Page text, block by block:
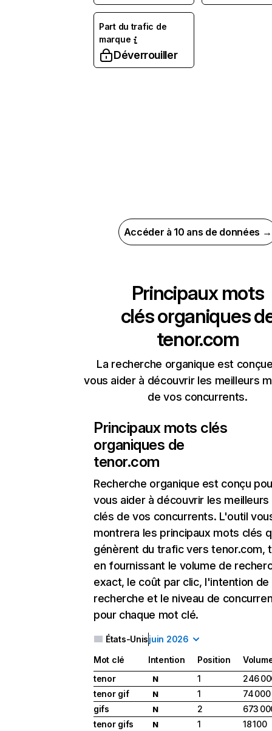
Part du trafic de
marque
Déverrouiller
Accéder à 10 ans de données →
Principaux mots
clés organiques
tenor.com
La recherche organique est
vous aider à découvrir les meilleurs
de vos concurrents.
Principaux mots clés
organiques de
tenor.com
Recherche organique est conçu
vous aider à découvrir les
clés de vos concurrents. L'outil
montrera les principaux mots clés
génèrent du trafic vers tenor.com,
en fournissant le volume de
exact, le coût par clic, l'intention de
recherche et le niveau de
pour chaque mot clé.
États-Unisjuin 2026
Mot clé Intention Position
tenor
N 1
246
tenor gif
N 1
74 000
gifs
N 2
673
tenor gifs
N 1
18 100